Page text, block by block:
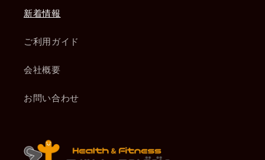
新着情報
ご利用ガイド
会社概要
お問い合わせ